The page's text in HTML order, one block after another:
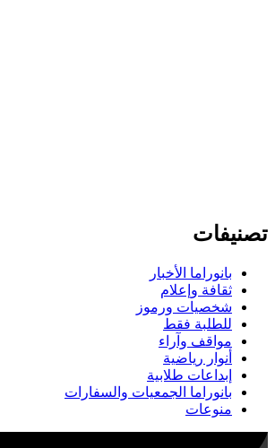
تصنيفات
بانوراما الأخبار
ثقافة وإعلام
شخصيات ورموز
للطلبة فقط
مواقف وآراء
أنوار رياضية
إبداعات طلابية
بانوراما الجمعيات والسفارات
منوعات